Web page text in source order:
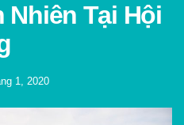
Nhiên Tại Hội
1, 2020